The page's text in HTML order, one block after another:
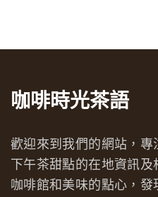
咖啡時光茶語
歡迎來到我們的網站，專
下午茶甜點的在地資訊
咖啡館和美味的點心，